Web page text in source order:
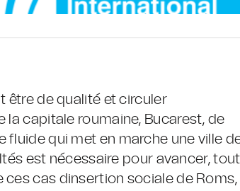
être de qualité et circuler
capitale roumaine, Bucarest, de
qui met en marche une ville
est nécessaire pour avancer, tout
cas dinsertion sociale de Roms,